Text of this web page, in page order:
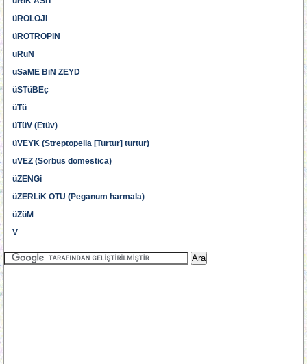
üROLOJi
üROTROPiN
üRüN
üSaME BiN ZEYD
üSTüBEç
üTü
üTüV (Etüv)
üVEYK (Streptopelia [Turtur] turtur)
üVEZ (Sorbus domestica)
üZENGi
üZERLiK OTU (Peganum harmala)
üZüM
V